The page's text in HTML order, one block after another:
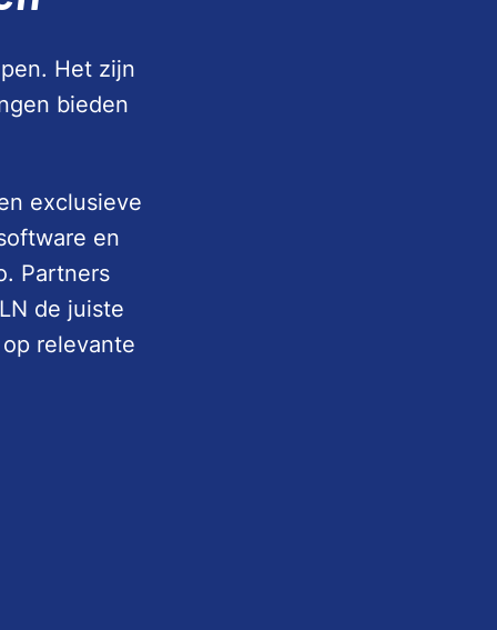
Het zijn
bieden
exclusieve
en
Partners
de juiste
relevante